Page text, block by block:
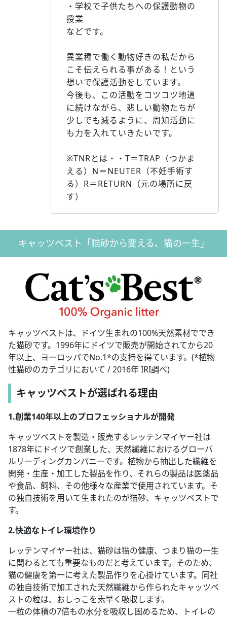
・学校で子供たちへの保護動物の
授業
などです。
異業種で働く動物好きの私だから
こそ伝えられる事がある！という
想いで保護活動をしています。
今後も、この活動をコツコツ地道
に続けながら、悲しい動物たちが
少しでも減るように、周知活動に
も力を入れていきたいです。
※TNRとは・・T＝TRAP（つかま
える）N＝NEUTER（不妊手術す
る）R＝RETURN（元の場所に戻
す）
キャッツベスト「猫砂から変える、猫の一生」
キャッツベストは、ドイツ生まれの100%天然素材ででき
た猫砂です。1996年にドイツで販売が開始されてから20
年以上、ヨーロッパでNo.1*の支持を得ています。(*植物
性猫砂のカテゴリにおいて / 2016年 IRI調べ)
キャッツベストが選ばれる理由
1.創業140年以上のプロフェッショナルが開発
キャッツベストを製造・販売するレッテンマイヤー社は
1878年にドイツで創業した、天然繊維におけるグローバ
ルリーディングカンパニーです。植物から抽出した繊維を
開発・生産・加工した製品を作り、それらの製品は医薬品
や食品、飼料、その他様々な産業で使用されています。そ
の独自技術を用いて生まれたのが猫砂、キャッツベストで
す。
2.快適なトイレ環境作り
レッテンマイヤー社は、猫砂は猫の健康、つまり猫の一生
に関わるとても重要なものだと考えています。そのため、
猫の健康を第一に考えた製品作りを心掛けています。同社
の独自技術で加工された天然繊維から作られたキャッツベ
ストの粒は、おしっこを素早く吸収します。
一粒の体積の7倍もの水分を吸収し固めるため、トイレの